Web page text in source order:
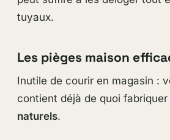
tuyaux.
Les pièges maison
Inutile de courir en magasin :
contient déjà de quoi fabriquer
naturels.